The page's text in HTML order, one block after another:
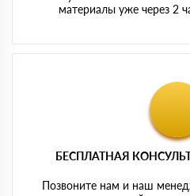
материалы уже через 2
БЕСПЛАТНАЯ
Позвоните нам и наш